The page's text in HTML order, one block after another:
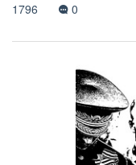
1796
0